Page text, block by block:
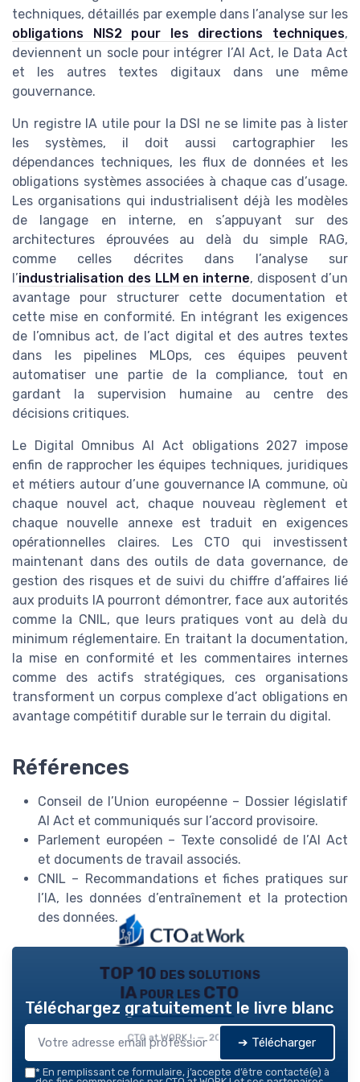
techniques, détaillés par exemple dans l’analyse sur les
obligations NIS2 pour les directions techniques,
deviennent un socle pour intégrer l’AI Act, le Data Act
et les autres textes digitaux dans une même
gouvernance.
Un registre IA utile pour la DSI ne se limite pas à lister
les systèmes, il doit aussi cartographier les
dépendances techniques, les flux de données et les
obligations systèmes associées à chaque cas d’usage.
Les organisations qui industrialisent déjà les modèles
de langage en interne, en s’appuyant sur des
architectures éprouvées au delà du simple RAG,
comme celles décrites dans l’analyse sur
l’industrialisation des LLM en interne, disposent d’un
avantage pour structurer cette documentation et
cette mise en conformité. En intégrant les exigences
de l’omnibus act, de l’act digital et des autres textes
dans les pipelines MLOps, ces équipes peuvent
automatiser une partie de la compliance, tout en
gardant la supervision humaine au centre des
décisions critiques.
Le Digital Omnibus AI Act obligations 2027 impose
enfin de rapprocher les équipes techniques, juridiques
et métiers autour d’une gouvernance IA commune, où
chaque nouvel act, chaque nouveau règlement et
chaque nouvelle annexe est traduit en exigences
opérationnelles claires. Les CTO qui investissent
maintenant dans des outils de data governance, de
gestion des risques et de suivi du chiffre d’affaires lié
aux produits IA pourront démontrer, face aux autorités
comme la CNIL, que leurs pratiques vont au delà du
minimum réglementaire. En traitant la documentation,
la mise en conformité et les commentaires internes
comme des actifs stratégiques, ces organisations
transforment un corpus complexe d’act obligations en
avantage compétitif durable sur le terrain du digital.
Références
Conseil de l’Union européenne – Dossier législatif
AI Act et communiqués sur l’accord provisoire.
Parlement européen – Texte consolidé de l’AI Act
et documents de travail associés.
CNIL – Recommandations et fiches pratiques sur
l’IA, les données d’entraînement et la protection
des données.
TOP 10 des solutions
IA pour les CTO
CTO at WORK ! — 2026
Téléchargez gratuitement le livre blanc
➔ Télécharger
* En remplissant ce formulaire, j’accepte d’être contacté(e) à